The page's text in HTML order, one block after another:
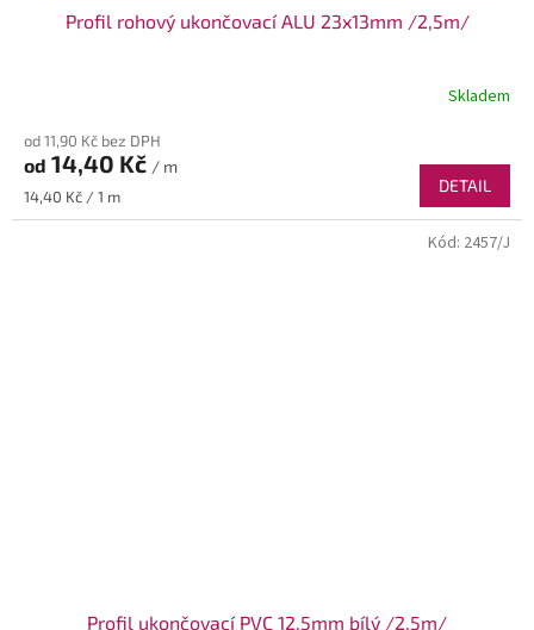
Profil rohový ukončovací ALU 23x13mm /2,5m/
Skladem
od 11,90 Kč bez DPH
od 14,40 Kč / m
Měrná
cena:
14,40 Kč / 1 m
DETAIL
Profil ukončovací PVC 12,5mm bílý /2,5m/
Kód: 2457/J